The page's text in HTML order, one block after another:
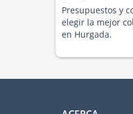
Presupuestos y
elegir la mejor
en Hurgada.